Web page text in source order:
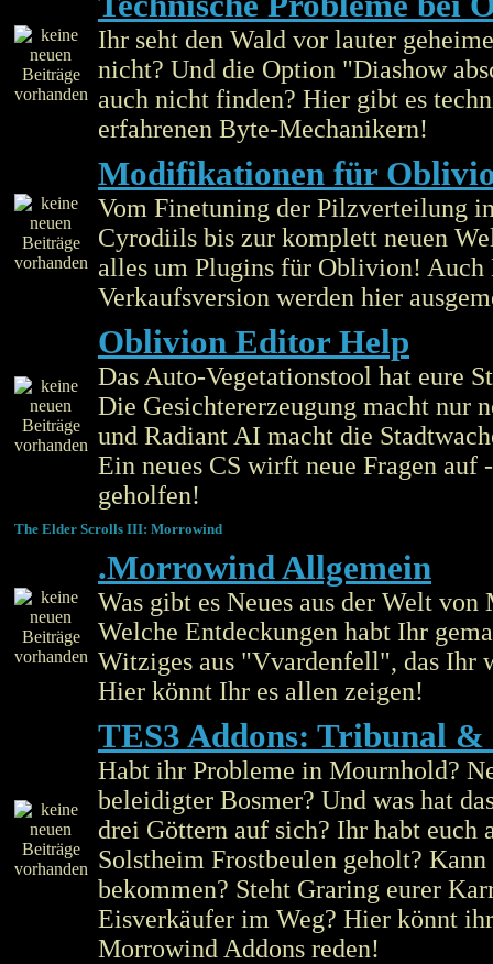
Ihr seht den Wald vor lauter
nicht? Und die Option "Diashow
auch nicht finden? Hier gibt es
erfahrenen Byte-Mechanikern!
Modifikationen für
Vom Finetuning der Pilzverteilung
Cyrodiils bis zur komplett neuen
alles um Plugins für Oblivion! Auch
Verkaufsversion werden hier
Oblivion Editor Help
Das Auto-Vegetationstool hat eure
Die Gesichtererzeugung macht nur
und Radiant AI macht die
Ein neues CS wirft neue Fragen auf
geholfen!
The Elder Scrolls III: Morrowind
.Morrowind Allgemein
Was gibt es Neues aus der Welt
Welche Entdeckungen habt Ihr
Witziges aus "Vvardenfell", das Ihr
Hier könnt Ihr es allen zeigen!
TES3 Addons: Tribunal &
Habt ihr Probleme in Mournhold?
beleidigter Bosmer? Und was hat
drei Göttern auf sich? Ihr habt euch
Solstheim Frostbeulen geholt?
bekommen? Steht Graring eurer
Eisverkäufer im Weg? Hier könnt
Morrowind Addons reden!